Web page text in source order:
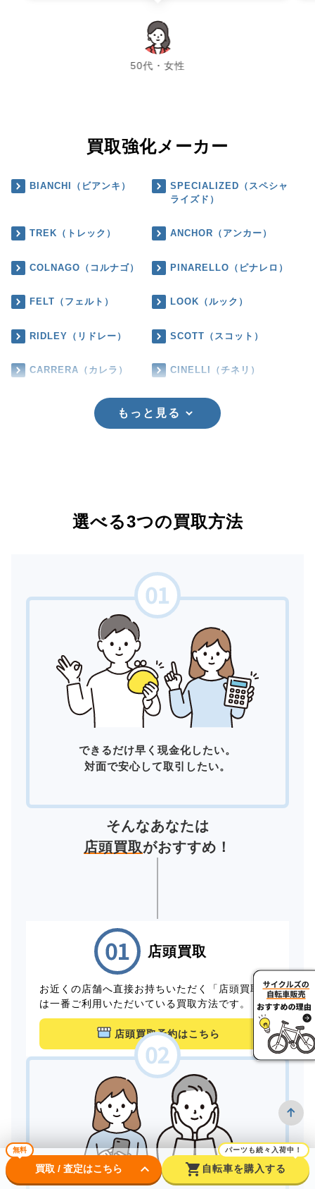
50代・女性
chevron_left chevron_right
買取強化メーカー
BIANCHI（ビアンキ）
SPECIALIZED（スペシャ
ライズド）
TREK（トレック） ANCHOR（アンカー）
COLNAGO（コルナゴ） PINARELLO（ピナレロ）
FELT（フェルト） LOOK（ルック）
RIDLEY（リドレー） SCOTT（スコット）
CARRERA（カレラ） CINELLI（チネリ）
もっと見る
選べる3つの買取方法
できるだけ早く現金化したい。
対面で安心して取引したい。
そんなあなたは
店頭買取がおすすめ！
店頭買取
お近くの店舗へ直接お持ちいただく「店頭買取」
は一番ご利用いただいている買取方法です。
店頭買取予約はこちら
無料
買取 / 査定はこちら keyboard_arrow_down shopping_cart
パーツも続々入荷中！
自転車を購入する